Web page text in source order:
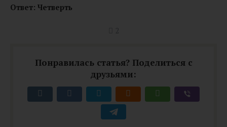
Ответ: Четверть
Понравилась статья? Поделиться с
друзьями: